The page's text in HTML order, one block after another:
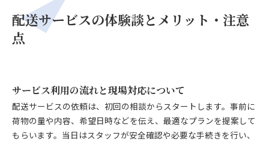
配送サービスの体験談とメリット・注意
点
サービス利用の流れと現場対応について
配送サービスの依頼は、初回の相談からスタートします。事前に
荷物の量や内容、希望日時などを伝え、最適なプランを提案して
もらいます。当日はスタッフが安全確認や必要な手続きを行い、